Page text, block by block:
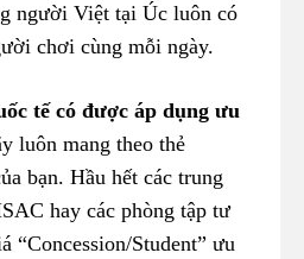
người Việt tại Úc luôn có
chơi cùng mỗi ngày.
tế có được áp dụng ưu
luôn mang theo thẻ
bạn. Hầu hết các trung
hay các phòng tập tư
“Concession/Student” ưu